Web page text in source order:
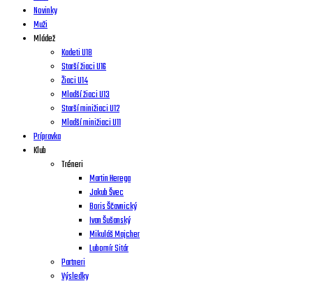
Novinky
Muži
Mládež
Kadeti U18
Starší žiaci U16
Žiaci U14
Mladší žiaci U13
Starší minižiaci U12
Mladší minižiaci U11
Prípravka
Klub
Tréneri
Martin Herega
Jakub Švec
Boris Ščavnický
Ivan Šušanský
Mikuláš Majcher
Lubomír Sitár
Partneri
Výsledky